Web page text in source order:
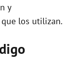
y
los utilizan.